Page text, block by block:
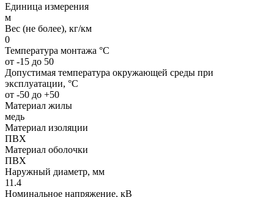
Единица измерения
м
Вес (не более), кг/км
0
Температура монтажа °C
от -15 до 50
Допустимая температура окружающей среды при
эксплуатации, °C
от -50 до +50
Материал жилы
медь
Материал изоляции
ПВХ
Материал оболочки
ПВХ
Наружный диаметр, мм
11.4
Номинальное напряжение, кВ